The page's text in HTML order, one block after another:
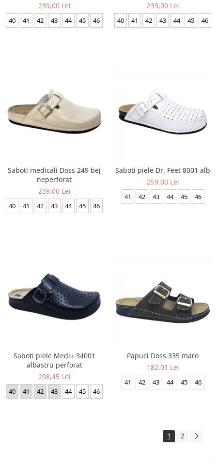
239,00 Lei
40 41 42 43 44 45 46
239,00 Lei
40 41 42 43 44 45 46
Saboti medicali Doss 249 bej
neperforat
239,00 Lei
40 41 42 43 44 45 46
Saboti piele Dr. Feet 8001 alb
259,00 Lei
41 42 43 44 45 46
Saboti piele Medi+ 34001
albastru perforat
208,45 Lei
40 41 42 43 44 45 46
Papuci Doss 335 maro
182,01 Lei
41 42 43 44 45 46
1 2